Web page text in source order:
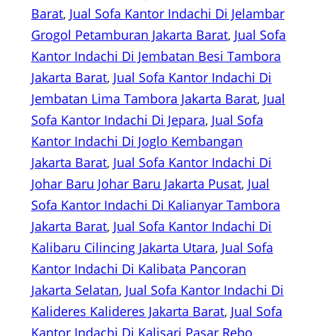
Barat, Jual Sofa Kantor Indachi Di Jelambar
Grogol Petamburan Jakarta Barat, Jual Sofa
Kantor Indachi Di Jembatan Besi Tambora
Jakarta Barat, Jual Sofa Kantor Indachi Di
Jembatan Lima Tambora Jakarta Barat, Jual
Sofa Kantor Indachi Di Jepara, Jual Sofa
Kantor Indachi Di Joglo Kembangan
Jakarta Barat, Jual Sofa Kantor Indachi Di
Johar Baru Johar Baru Jakarta Pusat, Jual
Sofa Kantor Indachi Di Kalianyar Tambora
Jakarta Barat, Jual Sofa Kantor Indachi Di
Kalibaru Cilincing Jakarta Utara, Jual Sofa
Kantor Indachi Di Kalibata Pancoran
Jakarta Selatan, Jual Sofa Kantor Indachi Di
Kalideres Kalideres Jakarta Barat, Jual Sofa